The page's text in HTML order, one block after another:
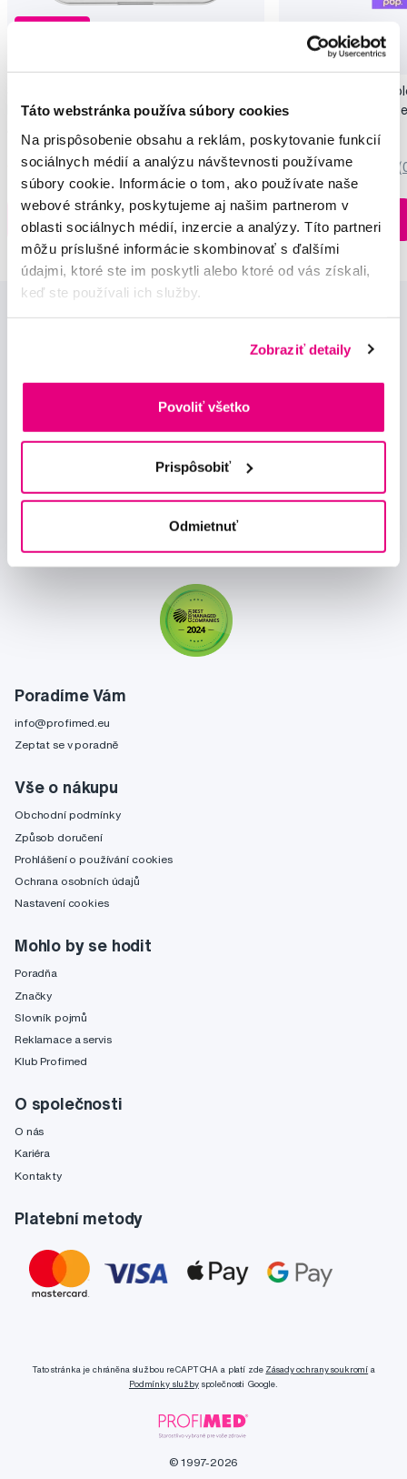
Táto webstránka používa súbory cookies
Na prispôsobenie obsahu a reklám, poskytovanie funkcií
sociálnych médií a analýzu návštevnosti používame
súbory cookie. Informácie o tom, ako používate naše
webové stránky, poskytujeme aj našim partnerom v
oblasti sociálnych médií, inzercie a analýzy. Títo partneri
môžu príslušné informácie skombinovať s ďalšími
údajmi, ktoré ste im poskytli alebo ktoré od vás získali,
keď ste používali ich služby.
Zobraziť detaily
Povoliť všetko
Prispôsobiť
Odmietnuť
kefka s kónickými vláknami SANGI, biela
149,99 €
5,0/5 (27x)
Do košíku
Na sklade > 5 ks
Ihneď v3 prodejnách
Novinka
Pop Instant Teeth
pre okamžitý bieliaci
10,90 €
Do košíku
Poradíme Vám
info@profimed.eu
Zeptat se v poradně
Vše o nákupu
Obchodní podmínky
Způsob doručení
Prohlášení o používání cookies
Ochrana osobních údajů
Nastavení cookies
Mohlo by se hodit
Poradňa
Značky
Slovník pojmů
Reklamace a servis
Klub Profimed
O společnosti
O nás
Kariéra
Kontakty
Platební metody
Chci dostávat informace o novinkách a akčních nabídkách
a souhlasím sezpracováním osobních údajůpro tyto účely.
Tato stránka je chráněna službou reCAPTCHA a platí zde Zásady ochrany soukromí a
Podmínky službyspolečnosti Google.
© 1997-2026